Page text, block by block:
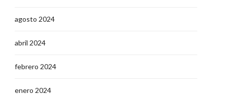
agosto 2024
abril 2024
febrero 2024
enero 2024